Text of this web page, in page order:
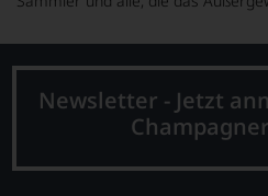
Newsletter - Jetzt